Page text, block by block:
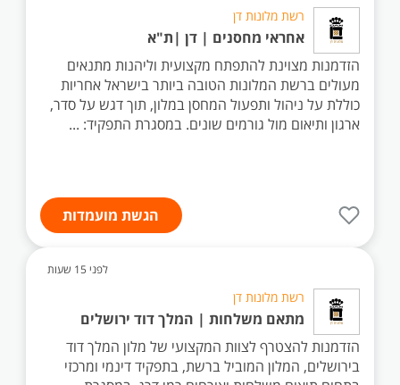
רשת מלונות דן
אחראי מחסנים | דן |ת"א
הזדמנות מצוינת להתפתח מקצועית וליהנות מתנאים
מעולים ברשת המלונות הטובה ביותר בישראל אחריות
כוללת על ניהול ותפעול המחסן במלון, תוך דגש על סדר,
ארגון ותיאום מול גורמים שונים. במסגרת התפקיד: ...
הגשת מועמדות
לפני 15 שעות
רשת מלונות דן
מתאם משלחות | המלך דוד ירושלים
הזדמנות להצטרף לצוות המקצועי של מלון המלך דוד
בירושלים, המלון המוביל ברשת, בתפקיד דינמי ומרכזי